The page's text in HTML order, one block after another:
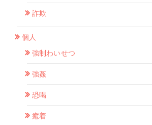
詐欺
個人
強制わいせつ
強姦
恐喝
癒着